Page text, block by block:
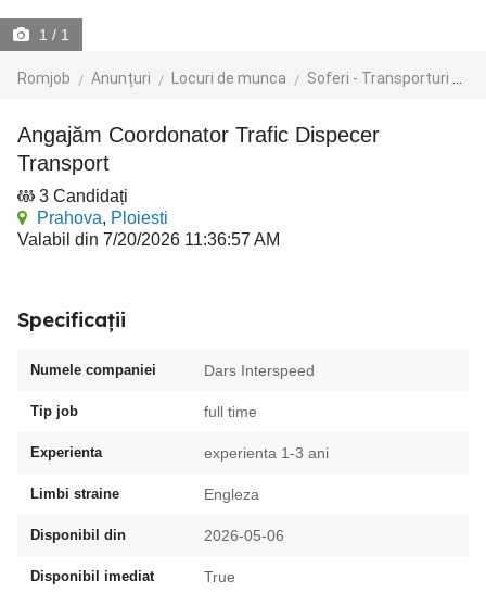
1 / 1
Romjob Anunțuri Locuri de munca Soferi - Transporturi
Angajăm Coordonator Trafic Dispecer
Transport
3 Candidați
Prahova, Ploiesti
Valabil din 7/20/2026 11:36:57 AM
Specificații
Numele companiei Dars Interspeed
Tip job full time
Experienta experienta 1-3 ani
Limbi straine Engleza
Disponibil din 2026-05-06
Disponibil imediat True